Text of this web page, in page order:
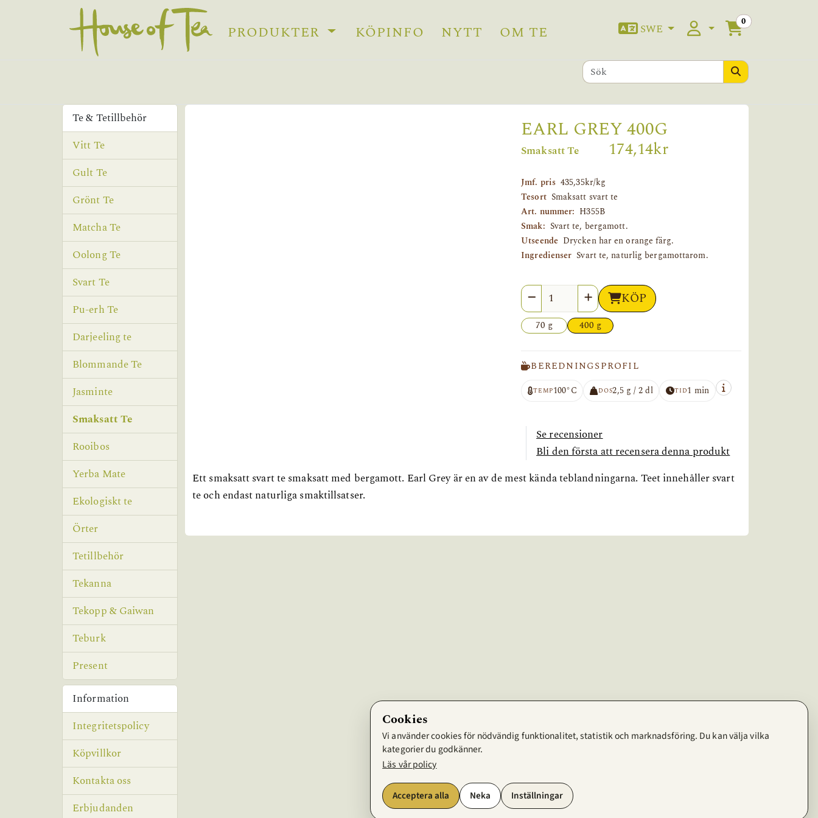
PRODUKTER KÖPINFO NYTT OM TE SWE 0
EARL GREY 400G
Smaksatt Te 174,14kr
Jmf. pris 435,35kr/kg
Tesort Smaksatt svart te
Art. nummer: H355B
Smak: Svart te, bergamott.
Utseende Drycken har en orange färg.
Ingredienser Svart te, naturlig bergamottarom.
Antal KÖP
70 g 400 g
BEREDNINGSPROFIL
TEMP100°C DOS2,5 g / 2 dl TID1 min
Se recensioner
Bli den första att recensera denna produkt
Ett smaksatt svart te smaksatt med bergamott. Earl Grey är en av de mest kända teblandningarna. Teet innehåller svart
te och endast naturliga smaktillsatser.
Te & Tetillbehör
Vitt Te
Gult Te
Grönt Te
Matcha Te
Oolong Te
Svart Te
Pu-erh Te
Darjeeling te
Blommande Te
Jasminte
Smaksatt Te
Rooibos
Yerba Mate
Ekologiskt te
Örter
Tetillbehör
Tekanna
Tekopp & Gaiwan
Teburk
Present
Information
Integritetspolicy
Köpvillkor
Kontakta oss
Erbjudanden
Cookies
Vi använder cookies för nödvändig funktionalitet, statistik och marknadsföring. Du kan välja vilka
kategorier du godkänner.
Läs vår policy
Acceptera alla Neka Inställningar